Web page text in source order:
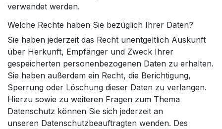
verwendet werden.
Welche Rechte haben Sie bezüglich Ihrer Daten?
Sie haben jederzeit das Recht unentgeltlich Auskunft
über Herkunft, Empfänger und Zweck Ihrer
gespeicherten personenbezogenen Daten zu erhalten.
Sie haben außerdem ein Recht, die Berichtigung,
Sperrung oder Löschung dieser Daten zu verlangen.
Hierzu sowie zu weiteren Fragen zum Thema
Datenschutz können Sie sich jederzeit an
unseren Datenschutzbeauftragten wenden. Des